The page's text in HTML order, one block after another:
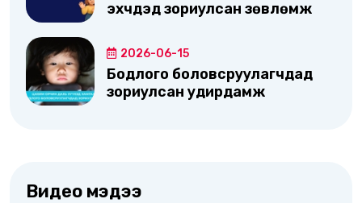
эхчүүдэд зориулсан зөвлөмж
2026-06-15
Бодлого боловсруулагчдад
зориулсан удирдамж
Видео мэдээ